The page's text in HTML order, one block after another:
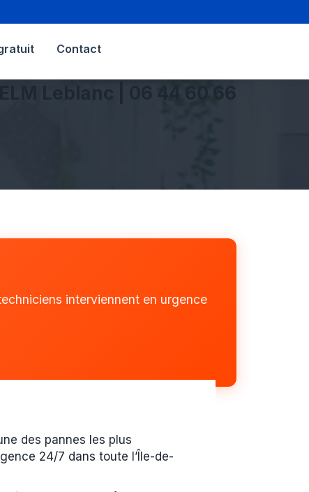
Contact
interviennent en urgence
des pannes les plus
24/7 dans toute l’Île-de-